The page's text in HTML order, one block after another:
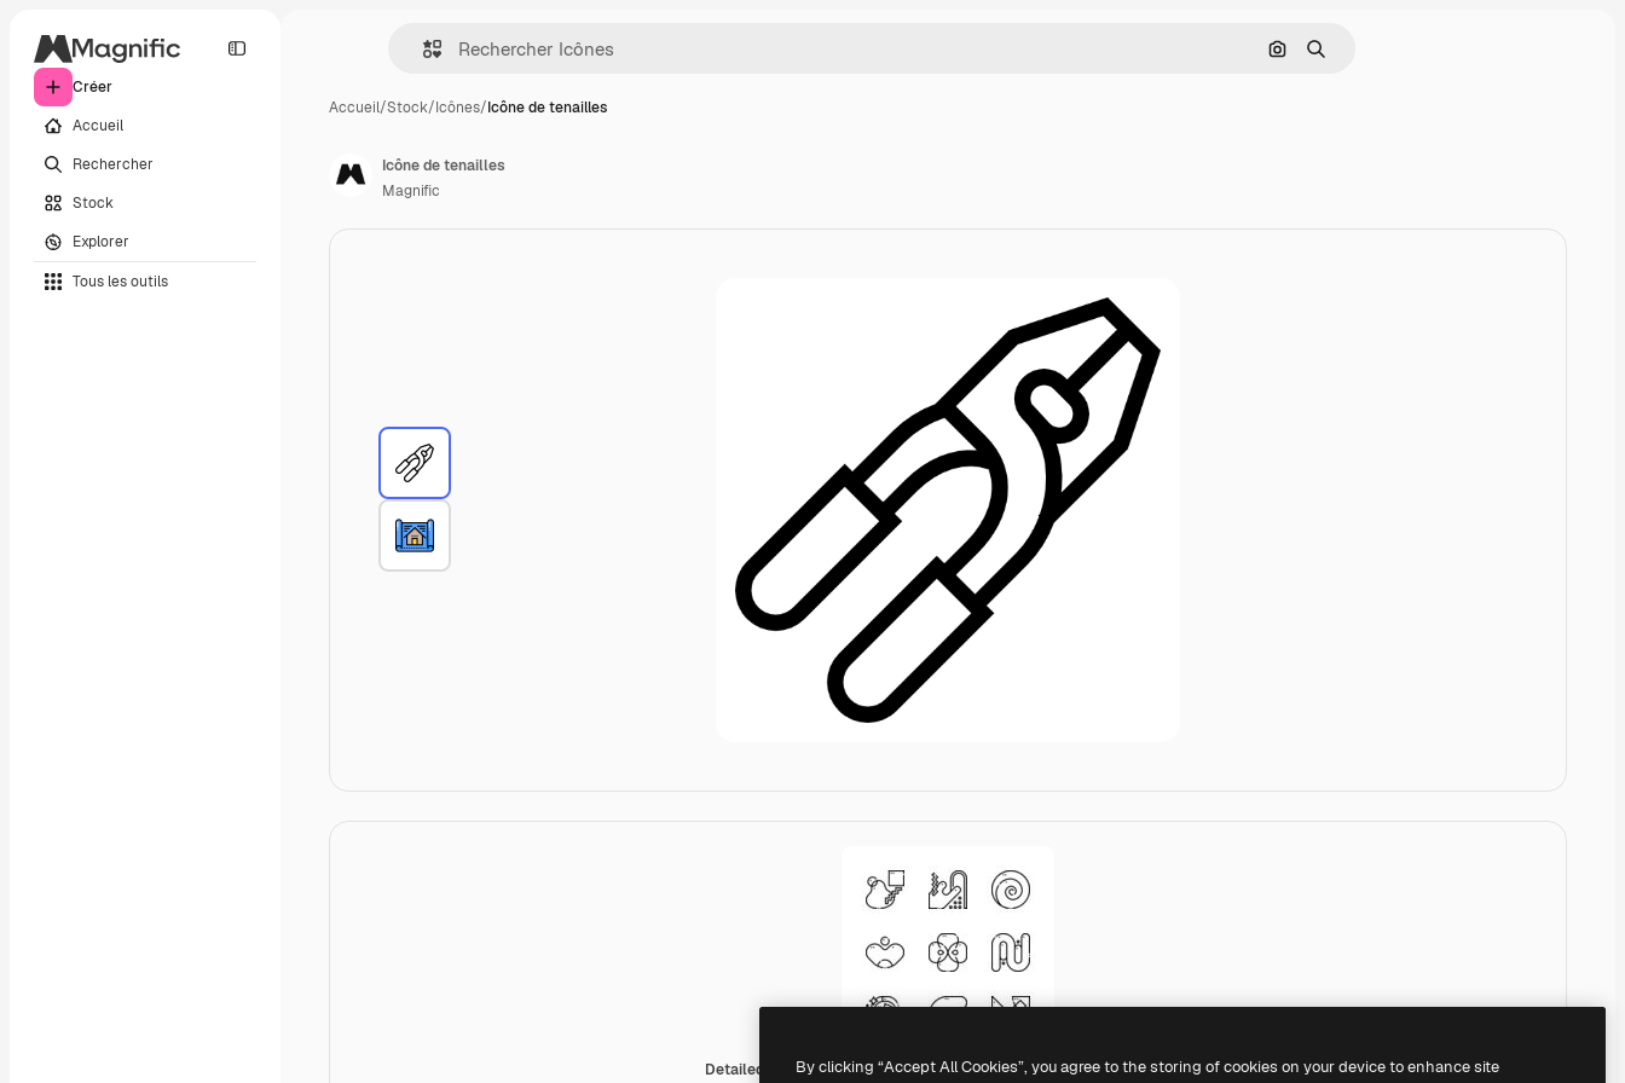
Créer
Accueil
Rechercher
Stock
Explorer
Tous les outils
Rechercher par image
Rechercher
Accueil/Stock/Icônes/Icône de tenailles
Detailed Straight Lineal
Icône de tenailles
Magnific
By clicking “Accept All Cookies”, you agree to the storing of cookies on your device to enhance site